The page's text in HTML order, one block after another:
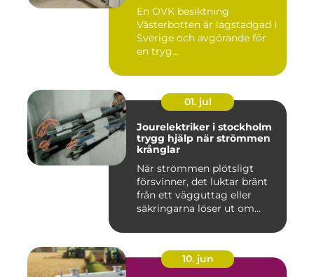
En OVK besiktning
Västerbotten är lagstadgad i
Sverige och avgörande för
en tryg...
01. jul
Jourelektriker i stockholm
trygg hjälp när strömmen
krånglar
När strömmen plötsligt
försvinner, det luktar bränt
från ett vägguttag eller
säkringarna löser ut om...
10. jun